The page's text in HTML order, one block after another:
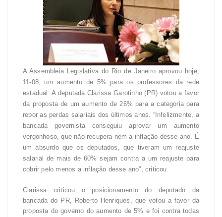
A Assembleia Legislativa do Rio de Janeiro aprovou hoje,
11-08, um aumento de 5% para os professores da rede
estadual. A deputada Clarissa Garotinho (PR) votou a favor
da proposta de um aumento de 26% para a categoria para
repor as perdas salariais dos últimos anos. “Infelizmente, a
bancada governista conseguiu aprovar um aumento
vergonhoso, que não recupera nem a inflação desse ano. É
um absurdo que os deputados, que tiveram um reajuste
salarial de mais de 60% sejam contra a um reajuste para
cobrir pelo menos a inflação desse ano”, criticou.
Clarissa criticou o posicionamento do deputado da
bancada do PR, Roberto Henriques, que votou a favor da
proposta do governo do aumento de 5% e foi contra todas